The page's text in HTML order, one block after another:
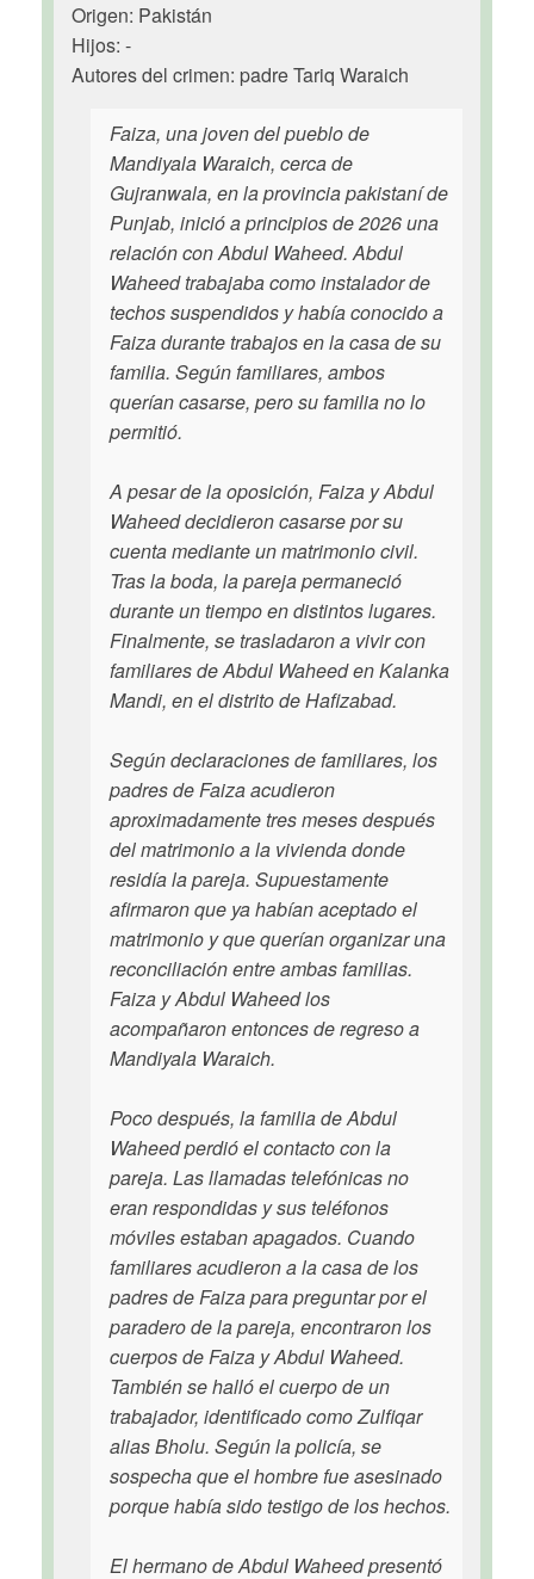
Origen: Pakistán
Hijos: -
Autores del crimen: padre Tariq Waraich
Faiza, una joven del pueblo de
Mandiyala Waraich, cerca de
Gujranwala, en la provincia pakistaní de
Punjab, inició a principios de 2026 una
relación con Abdul Waheed. Abdul
Waheed trabajaba como instalador de
techos suspendidos y había conocido a
Faiza durante trabajos en la casa de su
familia. Según familiares, ambos
querían casarse, pero su familia no lo
permitió.
A pesar de la oposición, Faiza y Abdul
Waheed decidieron casarse por su
cuenta mediante un matrimonio civil.
Tras la boda, la pareja permaneció
durante un tiempo en distintos lugares.
Finalmente, se trasladaron a vivir con
familiares de Abdul Waheed en Kalanka
Mandi, en el distrito de Hafizabad.
Según declaraciones de familiares, los
padres de Faiza acudieron
aproximadamente tres meses después
del matrimonio a la vivienda donde
residía la pareja. Supuestamente
afirmaron que ya habían aceptado el
matrimonio y que querían organizar una
reconciliación entre ambas familias.
Faiza y Abdul Waheed los
acompañaron entonces de regreso a
Mandiyala Waraich.
Poco después, la familia de Abdul
Waheed perdió el contacto con la
pareja. Las llamadas telefónicas no
eran respondidas y sus teléfonos
móviles estaban apagados. Cuando
familiares acudieron a la casa de los
padres de Faiza para preguntar por el
paradero de la pareja, encontraron los
cuerpos de Faiza y Abdul Waheed.
También se halló el cuerpo de un
trabajador, identificado como Zulfiqar
alias Bholu. Según la policía, se
sospecha que el hombre fue asesinado
porque había sido testigo de los hechos.
El hermano de Abdul Waheed presentó